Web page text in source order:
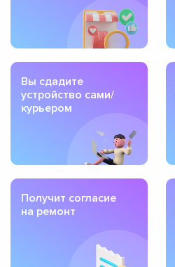
Вы сдадите
устройство сами/
курьером
Получит согласие
на ремонт